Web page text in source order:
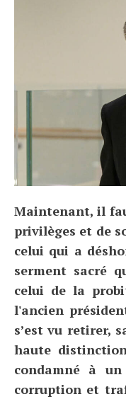
Maintenant, il
privilèges et de
celui qui a
serment sacré
celui de la
l'ancien
s’est vu retirer,
haute
condamné à
corruption et